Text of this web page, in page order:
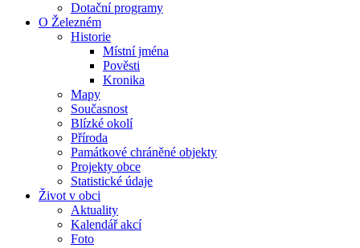
Dotační programy
O Železném
Historie
Místní jména
Pověsti
Kronika
Mapy
Současnost
Blízké okolí
Příroda
Památkové chráněné objekty
Projekty obce
Statistické údaje
Život v obci
Aktuality
Kalendář akcí
Foto